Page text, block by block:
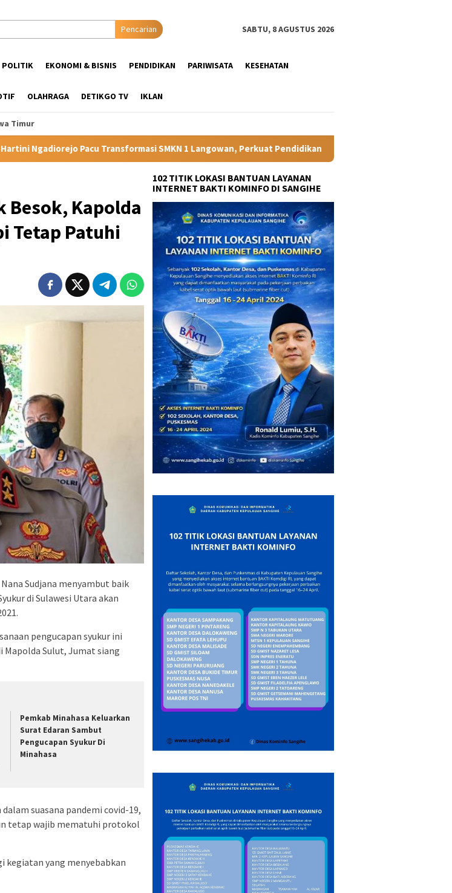
Pencarian SABTU, 8 AGUSTUS 2026
POLITIK EKONOMI & BISNIS PENDIDIKAN PARIWISATA KESEHATAN
OLAHRAGA DETIKGO TV IKLAN
Timur
SMKN 1 Langowan, Perkuat Pendidikan Vokasi Berdaya Saing di Kampung Halaman Ibunda
Besok, Kapolda
Tetap Patuhi
Sudjana menyambut baik
di Sulawesi Utara akan
pengucapan syukur ini
Mapolda Sulut, Jumat siang
Pemkab Minahasa Keluarkan
Surat Edaran Sambut
Pengucapan Syukur Di
Minahasa
suasana pandemi covid-19,
tetap wajib mematuhi protokol
kegiatan yang menyebabkan
102 TITIK LOKASI BANTUAN LAYANAN
INTERNET BAKTI KOMINFO DI SANGIHE